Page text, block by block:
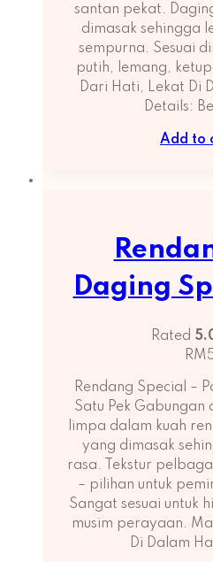
santan pekat.
dimasak sehingga
sempurna. Sesuai
putih, lemang,
Dari Hati, Lekat Di
Details:
Add to
Daging
Rated
RM
Rendang Special –
Satu Pek
limpa dalam kuah
yang dimasak
rasa. Tekstur
– pilihan untuk
Sangat sesuai untuk
musim perayaan.
Di Dalam